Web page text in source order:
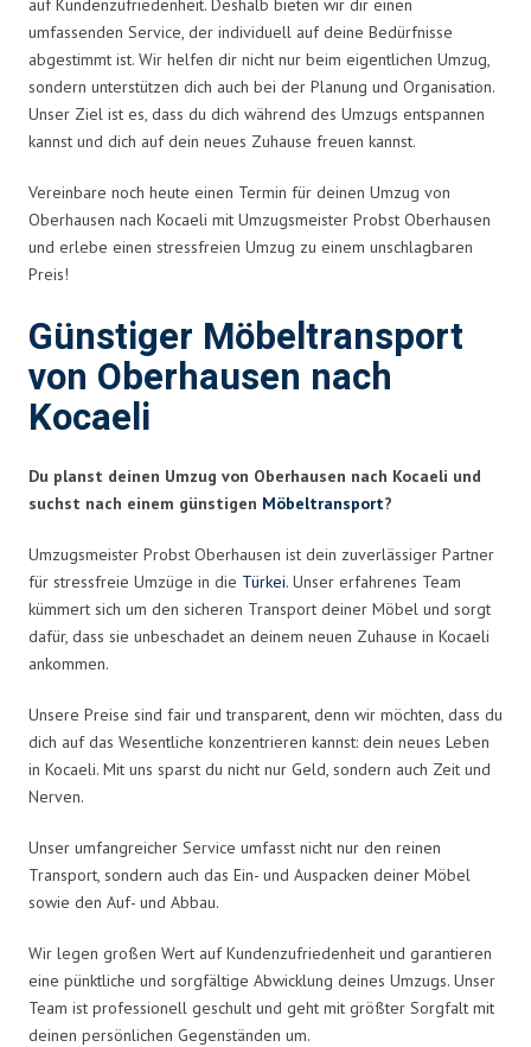
auf Kundenzufriedenheit. Deshalb bieten wir dir einen
umfassenden Service, der individuell auf deine Bedürfnisse
abgestimmt ist. Wir helfen dir nicht nur beim eigentlichen Umzug,
sondern unterstützen dich auch bei der Planung und Organisation.
Unser Ziel ist es, dass du dich während des Umzugs entspannen
kannst und dich auf dein neues Zuhause freuen kannst.
Vereinbare noch heute einen Termin für deinen Umzug von
Oberhausen nach Kocaeli mit Umzugsmeister Probst Oberhausen
und erlebe einen stressfreien Umzug zu einem unschlagbaren
Preis!
Günstiger Möbeltransport
von Oberhausen nach
Kocaeli
Du planst deinen Umzug von Oberhausen nach Kocaeli und
suchst nach einem günstigen Möbeltransport?
Umzugsmeister Probst Oberhausen ist dein zuverlässiger Partner
für stressfreie Umzüge in die Türkei. Unser erfahrenes Team
kümmert sich um den sicheren Transport deiner Möbel und sorgt
dafür, dass sie unbeschadet an deinem neuen Zuhause in Kocaeli
ankommen.
Unsere Preise sind fair und transparent, denn wir möchten, dass du
dich auf das Wesentliche konzentrieren kannst: dein neues Leben
in Kocaeli. Mit uns sparst du nicht nur Geld, sondern auch Zeit und
Nerven.
Unser umfangreicher Service umfasst nicht nur den reinen
Transport, sondern auch das Ein- und Auspacken deiner Möbel
sowie den Auf- und Abbau.
Wir legen großen Wert auf Kundenzufriedenheit und garantieren
eine pünktliche und sorgfältige Abwicklung deines Umzugs. Unser
Team ist professionell geschult und geht mit größter Sorgfalt mit
deinen persönlichen Gegenständen um.